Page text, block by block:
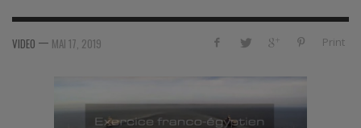
Print
VIDEO — MAI 17, 2019